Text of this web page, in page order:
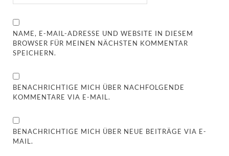
NAME, E-MAIL-ADRESSE UND WEBSITE IN DIESEM
BROWSER FÜR MEINEN NÄCHSTEN KOMMENTAR
SPEICHERN.
BENACHRICHTIGE MICH ÜBER NACHFOLGENDE
KOMMENTARE VIA E-MAIL.
BENACHRICHTIGE MICH ÜBER NEUE BEITRÄGE VIA E-
MAIL.